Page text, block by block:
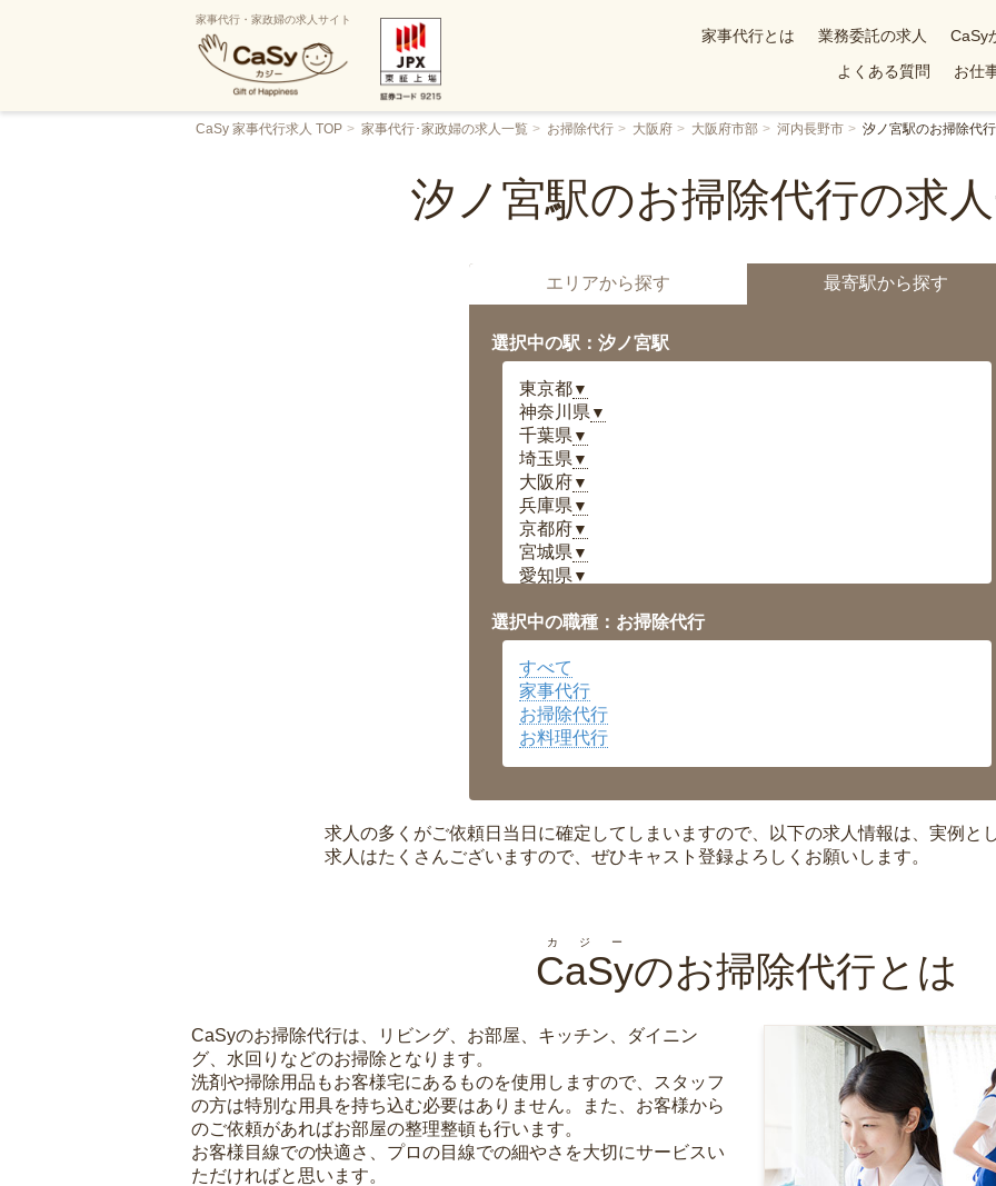
家事代行・家政婦の求人サイト
家事代行とは 業務委託の求人 CaSy
よくある質問
お仕
CaSy 家事代行求人 TOP 家事代行･家政婦の求人一覧 お掃除代行 大阪府 大阪府市部 河内長野市 汐ノ宮駅のお掃除代行
汐ノ宮駅のお掃除代行の求
エリアから探す 最寄駅から探す
選択中の駅：汐ノ宮駅
東京都▼
神奈川県 ▼
千葉県 ▼
埼玉県 ▼
大阪府▼
兵庫県 ▼
京都府▼
宮城県 ▼
愛知県 ▼
岡山県▼
広島県▼
沖縄県
選択中の職種：お掃除代行
すべて
家事代行
お掃除代行
お料理代行
求人の多くがご依頼日当日に確定してしまいますので、以下の求人情報は、実例と
求人はたくさんございますので、ぜひキャスト登録よろしくお願いします。
CaSy
カジー
のお掃除代行とは
CaSyのお掃除代行は、リビング、お部屋、キッチン、ダイニン
グ、水回りなどのお掃除となります。
洗剤や掃除用品もお客様宅にあるものを使用しますので、スタッフ
の方は特別な用具を持ち込む必要はありません。また、お客様から
のご依頼があればお部屋の整理整頓も行います。
お客様目線での快適さ、プロの目線での細やさを大切にサービスい
ただければと思います。